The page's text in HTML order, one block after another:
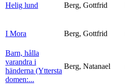
Helig lund Berg, Gottfrid
I Mora Berg, Gottfrid
Barn, hålla
varandra i
händerna (Yttersta
domen:...
Berg, Natanael